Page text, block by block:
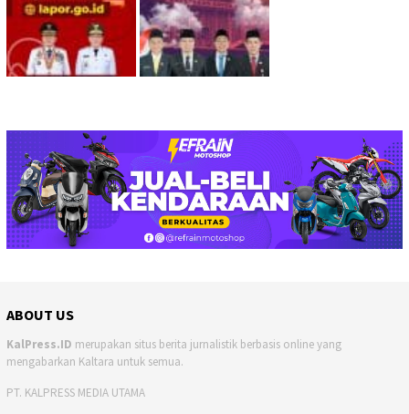
ABOUT US
KalPress.ID merupakan situs berita jurnalistik berbasis online yang
mengabarkan Kaltara untuk semua.
PT. KALPRESS MEDIA UTAMA